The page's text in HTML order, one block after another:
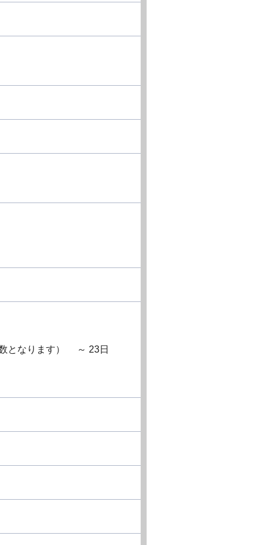
となります） ～ 23日